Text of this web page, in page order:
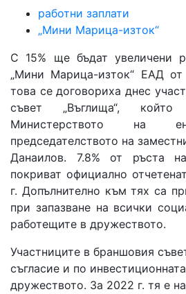
работни заплати
„Мини Марица-изток“
С 15% ще бъдат увеличени
„Мини Марица-изток“ ЕАД
това се договориха днес
съвет „Въглища“,
Министерството на
председателството на
Данаилов. 7.8% от ръста на
покриват официално
г. Допълнително към тях са
при запазване на всички
работещите в дружеството.
Участниците в браншовия
съгласие и по
дружеството. За 2022 г. тя е